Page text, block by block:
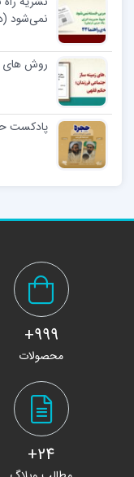
نمی‌شود
روش های
پادکست
999+
محصولات
24+